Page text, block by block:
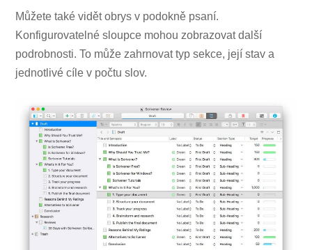
Můžete také vidět obrys v podokně psaní.
Konfigurovatelné sloupce mohou zobrazovat další
podrobnosti. To může zahrnovat typ sekce, její stav a
jednotlivé cíle v počtu slov.